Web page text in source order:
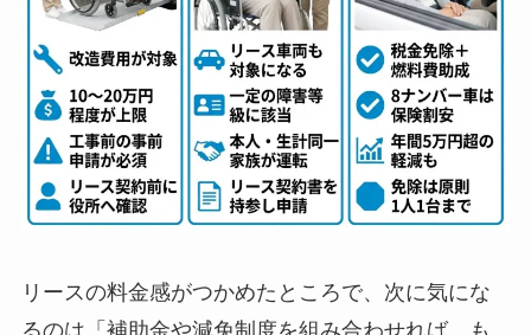
リースの料金感がつかめたところで、次に気にな
るのは「補助金や減免制度を組み合わせれば、も